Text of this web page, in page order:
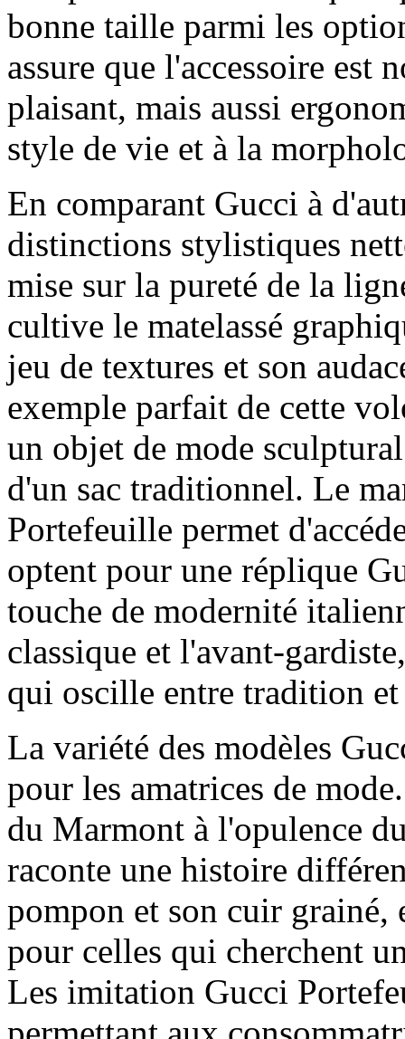
bonne taille parmi les
assure que l'accessoire est
plaisant, mais aussi
style de vie et à la
En comparant Gucci à
distinctions stylistiques
mise sur la pureté de la
cultive le matelassé
jeu de textures et son
exemple parfait de cette
un objet de mode
d'un sac traditionnel. Le
Portefeuille permet
optent pour une réplique
touche de modernité
classique et l'avant-
qui oscille entre tradition
La variété des modèles
pour les amatrices de
du Marmont à l'opulence
raconte une histoire
pompon et son cuir
pour celles qui cherchent
Les imitation Gucci